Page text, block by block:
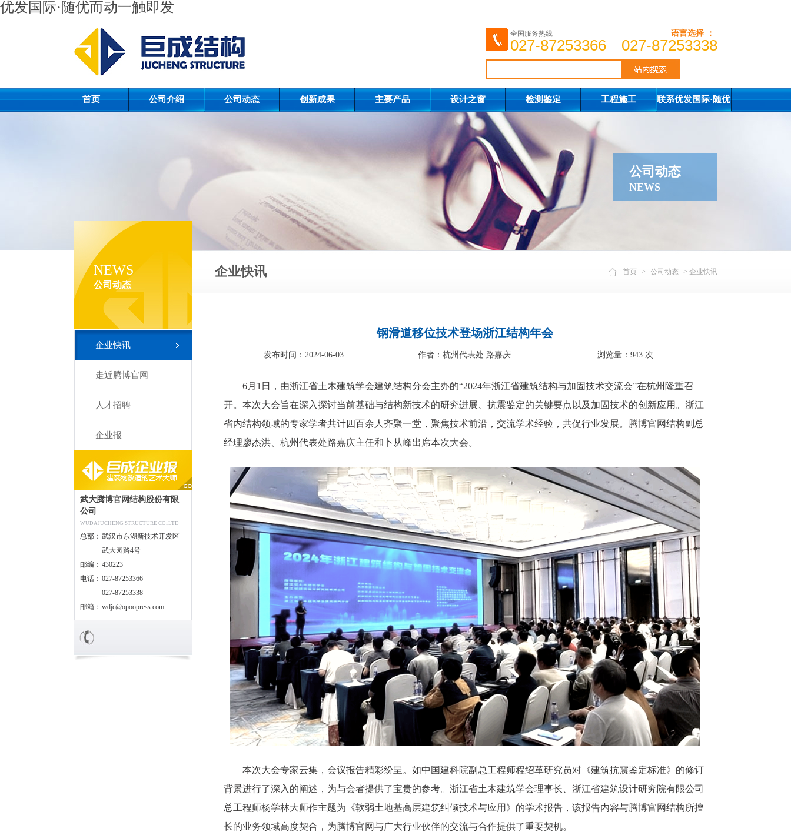
优发国际·随优而动一触即发
全国服务热线 语言选择 ：
027-87253366 027-87253338
首页 公司介绍 公司动态 创新成果 主要产品 设计之窗 检测鉴定 工程施工 联系优发国际·随优
公司动态
NEWS
NEWS
公司动态
企业快讯
走近腾博官网
人才招聘
企业报
武大腾博官网结构股份有限
公司
WUDAJUCHENG STRUCTURE CO.,LTD
总部： 武汉市东湖新技术开发区
武大园路4号
邮编： 430223
电话： 027-87253366
027-87253338
邮箱： wdjc@opoopress.com
首页 > 公司动态 > 企业快讯
企业快讯
钢滑道移位技术登场浙江结构年会
发布时间：2024-06-03 作者：杭州代表处 路嘉庆 浏览量：943 次
6月1日，由浙江省土木建筑学会建筑结构分会主办的“2024年浙江省建筑结构与加固技术交流会”在杭州隆重召
开。本次大会旨在深入探讨当前基础与结构新技术的研究进展、抗震鉴定的关键要点以及加固技术的创新应用。浙江
省内结构领域的专家学者共计四百余人齐聚一堂，聚焦技术前沿，交流学术经验，共促行业发展。腾博官网结构副总
经理廖杰洪、杭州代表处路嘉庆主任和卜从峰出席本次大会。
本次大会专家云集，会议报告精彩纷呈。如中国建科院副总工程师程绍革研究员对《建筑抗震鉴定标准》的修订
背景进行了深入的阐述，为与会者提供了宝贵的参考。浙江省土木建筑学会理事长、浙江省建筑设计研究院有限公司
总工程师杨学林大师作主题为《软弱土地基高层建筑纠倾技术与应用》的学术报告，该报告内容与腾博官网结构所擅
长的业务领域高度契合，为腾博官网与广大行业伙伴的交流与合作提供了重要契机。